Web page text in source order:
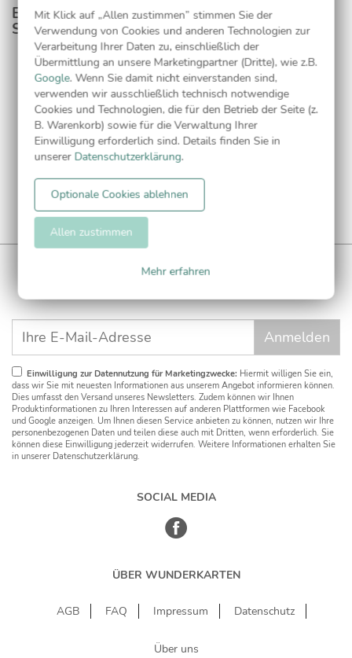
Entdecken Sie passende Produkte aus dieser
Serie
Adressaufkleber
WUNDERKARTEN NEWSLETTER
Einwilligung zur Datennutzung für Marketingzwecke: Hiermit willigen Sie ein,
dass wir Sie mit neuesten Informationen aus unserem Angebot informieren können.
Dies umfasst den Versand unseres Newsletters. Zudem können wir Ihnen
Produktinformationen zu Ihren Interessen auf anderen Plattformen wie Facebook
und Google anzeigen. Um Ihnen diesen Service anbieten zu können, nutzen wir Ihre
personenbezogenen Daten und teilen diese auch mit Dritten, wenn erforderlich. Sie
können diese Einwilligung jederzeit widerrufen. Weitere Informationen erhalten Sie
in unserer Datenschutzerklärung.
SOCIAL MEDIA
ÜBER WUNDERKARTEN
AGB FAQ Impressum Datenschutz
Über uns
Mit Klick auf „Allen zustimmen” stimmen Sie der
Verwendung von Cookies und anderen Technologien zur
Verarbeitung Ihrer Daten zu, einschließlich der
Übermittlung an unsere Marketingpartner (Dritte), wie z.B.
Google. Wenn Sie damit nicht einverstanden sind,
verwenden wir ausschließlich technisch notwendige
Cookies und Technologien, die für den Betrieb der Seite (z.
B. Warenkorb) sowie für die Verwaltung Ihrer
Einwilligung erforderlich sind. Details finden Sie in
unserer Datenschutzerklärung.
Mehr erfahren
Optionale Cookies ablehnen
Allen zustimmen